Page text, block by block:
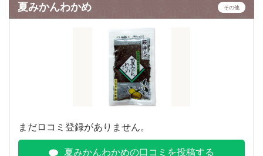
夏みかんわかめ その他
まだロコミ登録がありません。
夏みかんわかめの口コミを投稿する